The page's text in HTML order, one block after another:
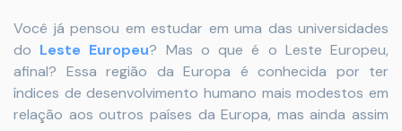
Você já pensou em estudar em uma das universidades
do Leste Europeu? Mas o que é o Leste Europeu,
afinal? Essa região da Europa é conhecida por ter
índices de desenvolvimento humano mais modestos em
relação aos outros países da Europa, mas ainda assim